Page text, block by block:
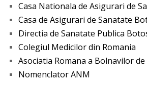
Casa Nationala de Asigurari de
Casa de Asigurari de Sanatate
Directia de Sanatate Publica
Colegiul Medicilor din Romania
Asociatia Romana a Bolnavilor
Nomenclator ANM